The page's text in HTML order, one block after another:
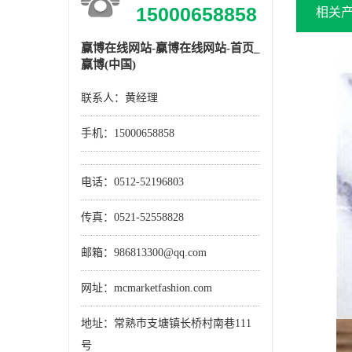
15000658858
赢博在线网站-赢博在线网站-首页_
赢博(中国)
联系人：黄经理
手机： 15000658858
电话：0512-52196803
传真：0521-52558828
邮箱：986813300@qq.com
网址：mcmarketfashion.com
地址：常熟市支塘镇长桥村南巷111
号
相关